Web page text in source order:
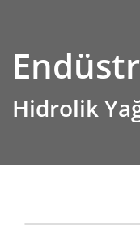
Hidrolik